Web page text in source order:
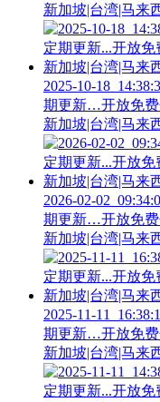
新加坡|台湾|马来
2025-10-
期更新…开放免费
新加坡|台湾|马来
2026-02-
期更新…开放免费
新加坡|台湾|马来
2025-11-
期更新…开放免费
新加坡|台湾|马来